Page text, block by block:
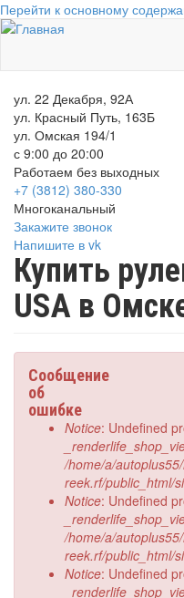
Перейти к основному
ул. 22 Декабря, 92А
ул. Красный Путь, 163Б
ул. Омская 194/1
с 9:00 до 20:00
Работаем без выходных
+7 (3812) 380-330
Многоканальный
Закажите звонок
Напишите в vk
Купить
USA в
Сообщение
об
ошибке
Notice: Undefined
/home/a/
reek.rf/public_html/
Notice: Undefined
/home/a/
reek.rf/public_html/
Notice: Undefined